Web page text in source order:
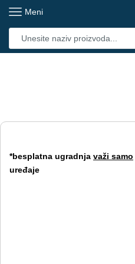
Meni
*besplatna ugradnja važi samo
uređaje